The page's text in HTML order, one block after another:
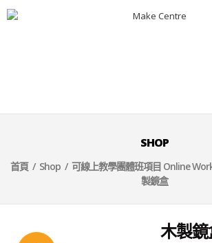
SHOP
首頁/ Shop / 可線上教學團體班項目 Online
製鏡盒
木製鏡